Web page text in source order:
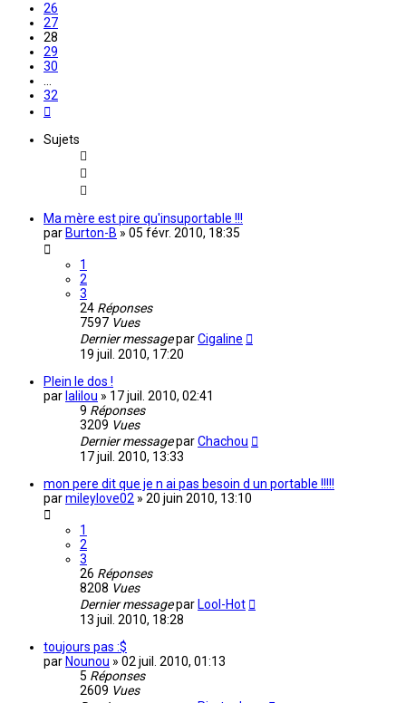
26
27
28
29
30
32
Sujets
Ma mère est pire qu'insuportable !!!
par Burton-B » 05 févr. 2010, 18:35
1
2
3
24 Réponses
7597 Vues
Dernier messageparCigaline
19 juil. 2010, 17:20
Plein le dos !
par lalilou » 17 juil. 2010, 02:41
9 Réponses
3209 Vues
Dernier messageparChachou
17 juil. 2010, 13:33
mon pere dit que je n ai pas besoin d un portable !!!!!
parmileylove02 » 20 juin 2010, 13:10
1
2
3
26 Réponses
8208 Vues
Dernier messagepar Lool-Hot
13 juil. 2010, 18:28
toujours pas :$
par Nounou » 02 juil. 2010, 01:13
5 Réponses
2609 Vues